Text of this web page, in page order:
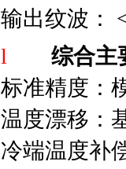
输出纹波：
l
综合主
标准精度：
温度漂移：
冷端温度补